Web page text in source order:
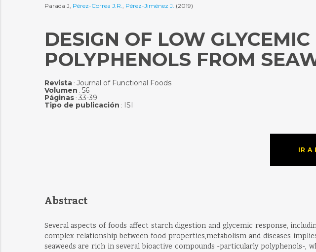
Parada J, Pérez-Correa J.R., Pérez-Jiménez J. (2019)
DESIGN OF LOW
POLYPHENOLS FROM
Revista: Journal of Functional Foods
Volumen : 56
Páginas: 33-39
Tipo de publicación : ISI
IR A
Abstract
Several aspects of foods affect starch digestion and glycemic response,
complex relationship between food properties,metabolism and diseases
seaweeds are rich in several bioactive compounds -particularly polyphenols-,